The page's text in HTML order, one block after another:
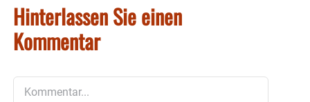
Hinterlassen Sie einen
Kommentar